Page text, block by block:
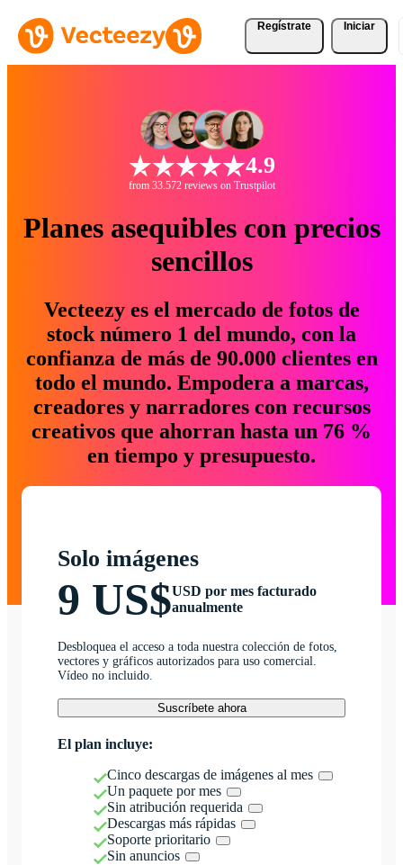
Regístrate Iniciar
4.9
from 33.572 reviews on Trustpilot
Planes asequibles con precios
sencillos
Vecteezy es el mercado de fotos de
stock número 1 del mundo, con la
confianza de más de 90.000 clientes en
todo el mundo. Empodera a marcas,
creadores y narradores con recursos
creativos que ahorran hasta un 76 %
en tiempo y presupuesto.
Solo imágenes
9 US$USD por mes facturado
anualmente
Desbloquea el acceso a toda nuestra colección de fotos,
vectores y gráficos autorizados para uso comercial.
Vídeo no incluido.
Suscríbete ahora
El plan incluye:
Cinco descargas de imágenes al mes
Un paquete por mes
Sin atribución requerida
Descargas más rápidas
Soporte prioritario
Sin anuncios